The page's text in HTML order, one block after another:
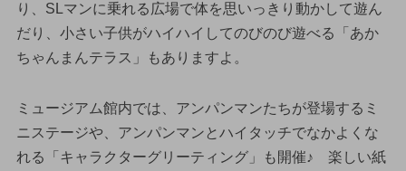
り、SLマンに乗れる広場で体を思いっきり動かして遊ん
だり、小さい子供がハイハイしてのびのび遊べる「あか
ちゃんまんテラス」もありますよ。
ミュージアム館内では、アンパンマンたちが登場するミ
ニステージや、アンパンマンとハイタッチでなかよくな
れる「キャラクターグリーティング」も開催♪ 楽しい紙